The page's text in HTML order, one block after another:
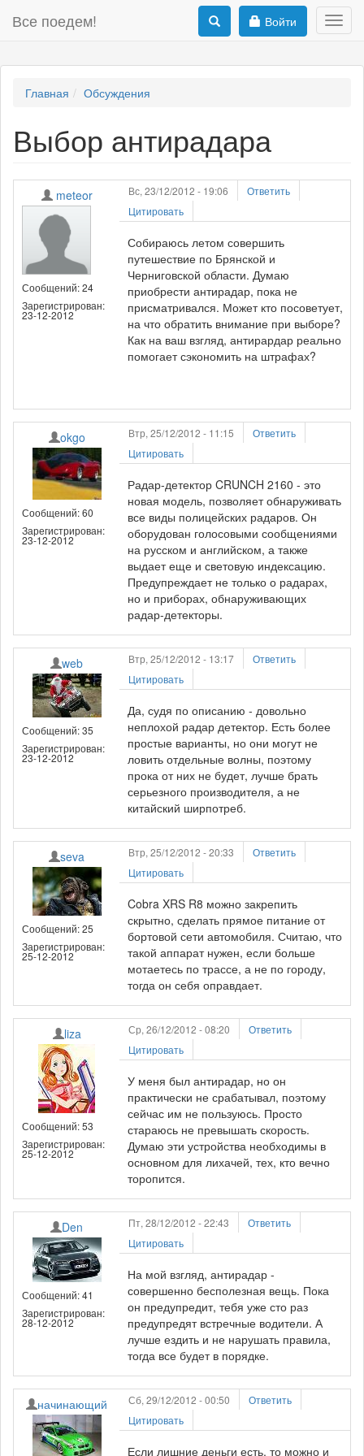
Все поедем! Войти
Главная Обсуждения
Выбор антирадара
meteor
Сообщений: 24
Зарегистрирован:
23-12-2012
Вс, 23/12/2012 - 19:06
Ответить
Цитировать
Собираюсь летом совершить
путешествие по Брянской и
Черниговской области. Думаю
приобрести антирадар, пока не
присматривался. Может кто посоветует,
на что обратить внимание при выборе?
Как на ваш взгляд, антирардар реально
помогает сэкономить на штрафах?
okgo
Сообщений: 60
Зарегистрирован:
23-12-2012
Втр, 25/12/2012 - 11:15
Ответить
Цитировать
Радар-детектор CRUNCH 2160 - это
новая модель, позволяет обнаруживать
все виды полицейских радаров. Он
оборудован голосовыми сообщениями
на русском и английском, а также
выдает еще и световую индексацию.
Предупреждает не только о радарах,
но и приборах, обнаруживающих
радар-детекторы.
web
Сообщений: 35
Зарегистрирован:
23-12-2012
Втр, 25/12/2012 - 13:17
Ответить
Цитировать
Да, судя по описанию - довольно
неплохой радар детектор. Есть более
простые варианты, но они могут не
ловить отдельные волны, поэтому
прока от них не будет, лучше брать
серьезного производителя, а не
китайский ширпотреб.
seva
Сообщений: 25
Зарегистрирован:
25-12-2012
Втр, 25/12/2012 - 20:33
Ответить
Цитировать
Cobra XRS R8 можно закрепить
скрытно, сделать прямое питание от
бортовой сети автомобиля. Считаю, что
такой аппарат нужен, если больше
мотаетесь по трассе, а не по городу,
тогда он себя оправдает.
liza
Сообщений: 53
Зарегистрирован:
25-12-2012
Ср, 26/12/2012 - 08:20
Ответить
Цитировать
У меня был антирадар, но он
практически не срабатывал, поэтому
сейчас им не пользуюсь. Просто
стараюсь не превышать скорость.
Думаю эти устройства необходимы в
основном для лихачей, тех, кто вечно
торопится.
Den
Сообщений: 41
Зарегистрирован:
28-12-2012
Пт, 28/12/2012 - 22:43
Ответить
Цитировать
На мой взгляд, антирадар -
совершенно бесполезная вещь. Пока
он предупредит, тебя уже сто раз
предупредят встречные водители. А
лучше ездить и не нарушать правила,
тогда все будет в порядке.
начинающий Сб, 29/12/2012 - 00:50
Ответить
Цитировать
Если лишние деньги есть, то можно и